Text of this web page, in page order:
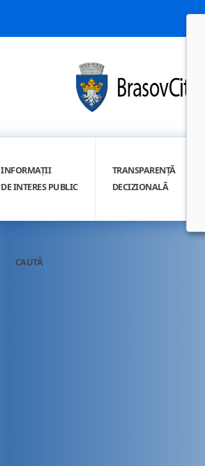
INFORMAȚII
DE INTERES PUBLIC
TRANSPARENȚĂ
DECIZIONALĂ
CAUTĂ